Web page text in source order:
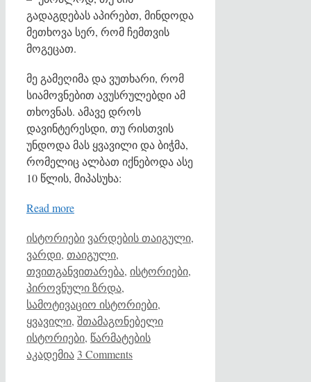
გადაგდებას აპირებთ, მინდოდა
მეთხოვა სერ, რომ ჩემთვის
მოგეცათ.
მე გამეღიმა და ვუთხარი, რომ
სიამოვნებით ავუსრულებდი ამ
თხოვნას. ამავე დროს
დავინტერესდი, თუ რისთვის
უნდოდა მას ყვავილი და ბიჭმა,
რომელიც ალბათ იქნებოდა ასე
10 წლის, მიპასუხა:
Read more
Categories
ისტორიები Tags
ვარდების თაიგული,
ვარდი, თაიგული,
თვითგანვითარება, ისტორიები,
პიროვნული ზრდა,
სამოტივაციო ისტორიები,
ყვავილი, შთამაგონებელი
ისტორიები, წარმატების
აკადემია 3 Comments